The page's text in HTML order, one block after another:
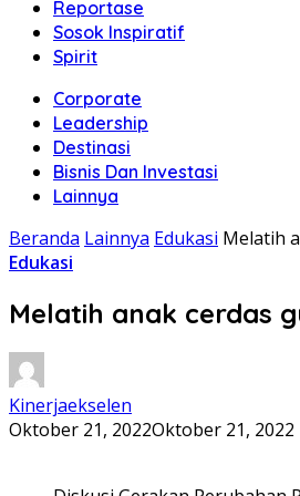
Reportase
Sosok Inspiratif
Spirit
Corporate
Leadership
Destinasi
Bisnis Dan Investasi
Lainnya
Beranda Lainnya Edukasi Melatih
Edukasi
Melatih anak cerdas
Kinerjaekselen
Oktober 21, 2022Oktober 21, 2022